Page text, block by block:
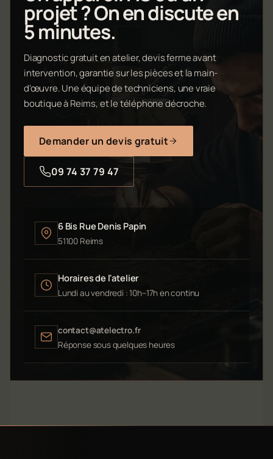
projet ? On en discute en
5 minutes.
Diagnostic gratuit en atelier, devis ferme avant
intervention, garantie sur les pièces et la main-
d'œuvre. Une équipe de techniciens, une vraie
boutique à Reims, et le téléphone décroche.
Demander un devis gratuit
09 74 37 79 47
6 Bis Rue Denis Papin
51100 Reims
Horaires de l'atelier
Lundi au vendredi : 10h–17h en continu
contact@atelectro.fr
Réponse sous quelques heures